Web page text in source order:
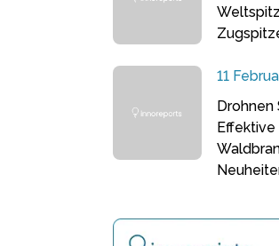
11
Drohnen
Effektive